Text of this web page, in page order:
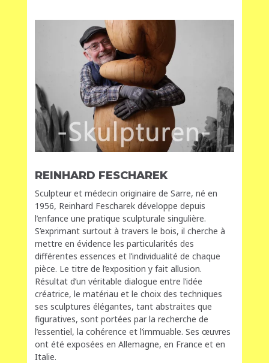
REINHARD FESCHAREK
Sculpteur et médecin originaire de Sarre, né en
1956, Reinhard Fescharek développe depuis
l’enfance une pratique sculpturale singulière.
S’exprimant surtout à travers le bois, il cherche à
mettre en évidence les particularités des
différentes essences et l’individualité de chaque
pièce. Le titre de l’exposition y fait allusion.
Résultat d’un véritable dialogue entre l’idée
créatrice, le matériau et le choix des techniques
ses sculptures élégantes, tant abstraites que
figuratives, sont portées par la recherche de
l’essentiel, la cohérence et l’immuable. Ses œuvres
ont été exposées en Allemagne, en France et en
Italie.